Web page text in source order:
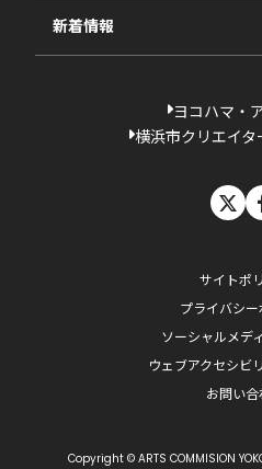
新着情報
ヨコハマ・
横浜市クリエイタ
サイトポ
プライバシ
ソーシャルメデ
ウェブアクセシビ
お問い
Copyright © ARTS COMMISION